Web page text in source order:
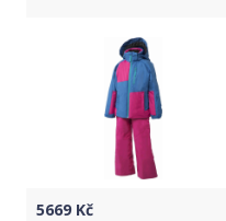
5669 Kč